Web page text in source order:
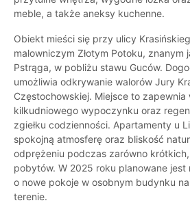
meble, a także aneksy kuchenne.
Obiekt mieści się przy ulicy
malowniczym Złotym Potoku, znanym
Pstrąga, w pobliżu stawu Guców.
umożliwia odkrywanie walorów Jury
Częstochowskiej. Miejsce to zapewnia
kilkudniowego wypoczynku oraz
zgiełku codzienności. Apartamenty u
spokojną atmosferę oraz bliskość
odprężeniu podczas zarówno
pobytów. W 2025 roku planowane
o nowe pokoje w osobnym budynku
terenie.